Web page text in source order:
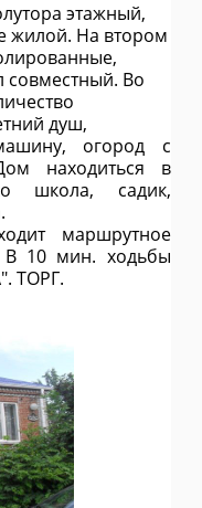
этажный,
жилой. На втором
совместный. Во
душ,
огород с
находиться в
школа, садик,
маршрутное
10 мин. ходьбы
ТОРГ.